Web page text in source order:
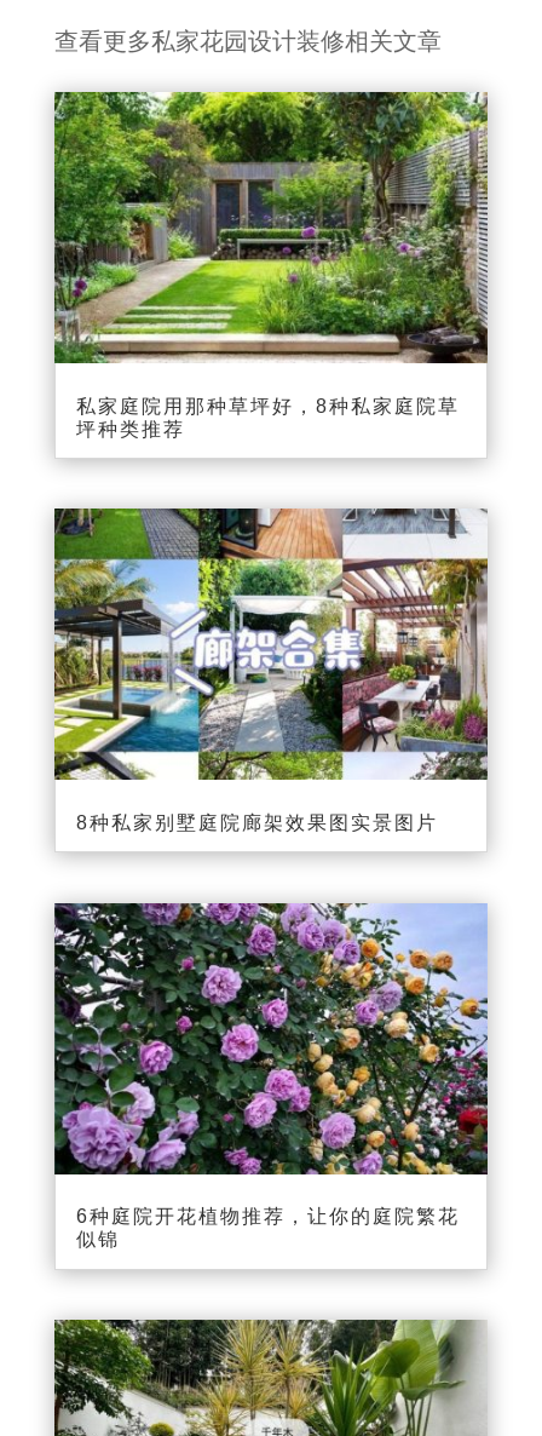
查看更多私家花园设计装修相关文章
私家庭院用那种草坪好，8种私家庭院草
坪种类推荐
8种私家别墅庭院廊架效果图实景图片
6种庭院开花植物推荐，让你的庭院繁花
似锦